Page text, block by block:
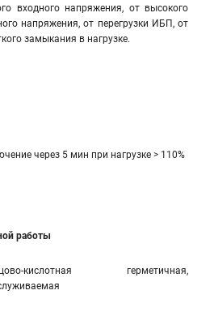
входного напряжения, от высокого
напряжения, от перегрузки ИБП, от
замыкания в нагрузке.
через 5 мин при нагрузке > 110%
работы
кислотная герметичная,